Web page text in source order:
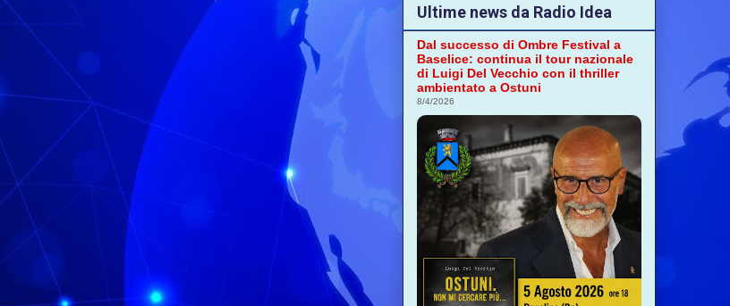
Ultime news da Radio Idea
Dal successo di Ombre Festival a
Baselice: continua il tour nazionale
di Luigi Del Vecchio con il thriller
ambientato a Ostuni
8/4/2026